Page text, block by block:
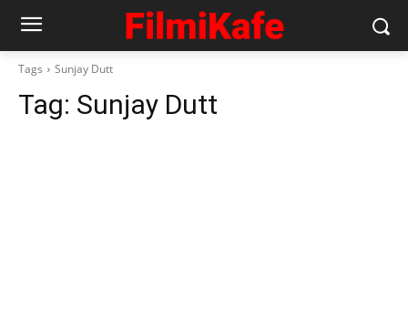
Tags Sunjay Dutt
Tag: Sunjay Dutt